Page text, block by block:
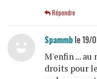
Répondre
Spammble 19/
M'enfin ...
droits pour